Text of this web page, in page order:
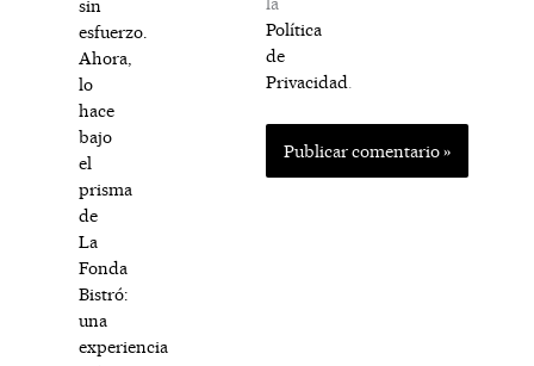
sin
esfuerzo.
Ahora,
lo
hace
bajo
el
prisma
de
La
Fonda
Bistró:
una
experiencia
Política
de
Privacidad